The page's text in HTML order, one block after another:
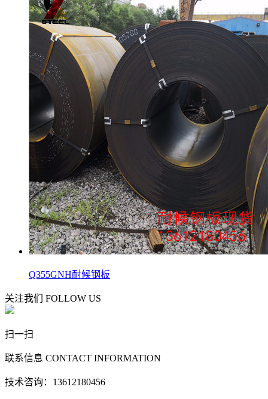
Q355GNH耐候钢板
关注我们 FOLLOW US
扫一扫
联系信息 CONTACT INFORMATION
技术咨询：13612180456